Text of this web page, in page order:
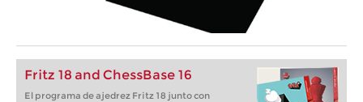
Fritz 18 and ChessBase 16
El programa de ajedrez Fritz 18 junto con